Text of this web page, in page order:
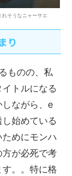
れそうなニャーサエ
り
ものの、私
トルになる
ながら、e
始めている
めにモンハ
が必死で考
。。特に格